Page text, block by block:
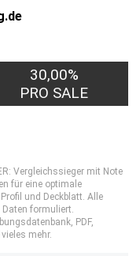
30,00%
PRO SALE
Vergleichssieger mit Note
für eine optimale
und Deckblatt. Alle
formuliert.
PDF,
mehr.